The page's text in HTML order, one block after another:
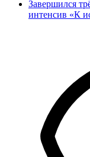
Завершился
интенсив «К